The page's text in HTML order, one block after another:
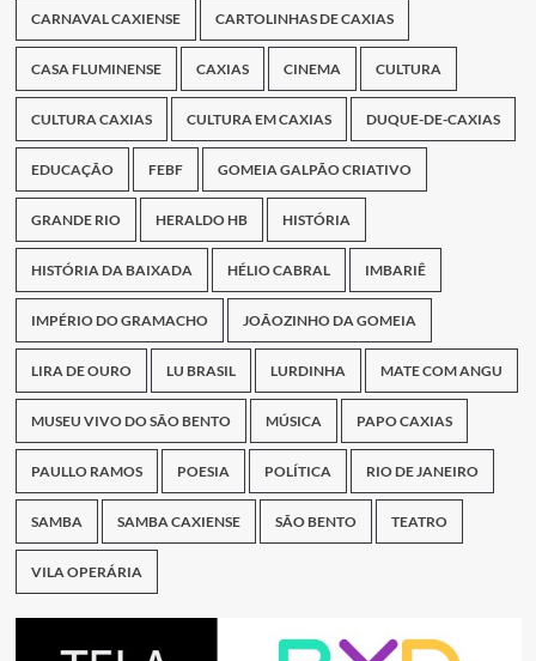
CARNAVAL CAXIENSE CARTOLINHAS DE CAXIAS
CASA FLUMINENSE CAXIAS CINEMA CULTURA
CULTURA CAXIAS CULTURA EM CAXIAS DUQUE-DE-CAXIAS
EDUCAÇÃO FEBF GOMEIA GALPÃO CRIATIVO
GRANDE RIO HERALDO HB HISTÓRIA
HISTÓRIA DA BAIXADA HÉLIO CABRAL IMBARIÊ
IMPÉRIO DO GRAMACHO JOÃOZINHO DA GOMEIA
LIRA DE OURO LU BRASIL LURDINHA MATE COM ANGU
MUSEU VIVO DO SÃO BENTO MÚSICA PAPO CAXIAS
PAULLO RAMOS POESIA POLÍTICA RIO DE JANEIRO
SAMBA SAMBA CAXIENSE SÃO BENTO TEATRO
VILA OPERÁRIA